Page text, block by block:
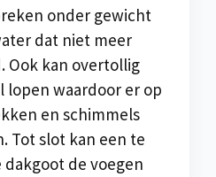
onder gewicht
dat niet meer
Ook kan overtollig
lopen waardoor er op
en schimmels
Tot slot kan een te
de voegen